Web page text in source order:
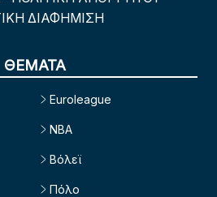
ΔΙΑΦΗΜΙΣΗ
ΘΕΜΑΤΑ
Euroleague
NBA
Βόλεϊ
Πόλο